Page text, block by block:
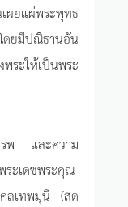
ผยแผ่พระพุทธ
ยมีปณิธานอัน
ระให้เป็นพระ
รพ และความ
ะเดชพระคุณ
ลเทพมุนี (สด